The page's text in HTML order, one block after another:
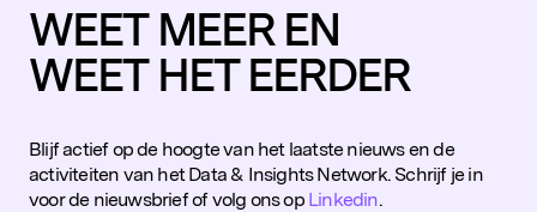
WEET MEER EN
WEET HET EERDER
Blijf actief op de hoogte van het laatste nieuws en de
activiteiten van het Data & Insights Network. Schrijf je in
voor de nieuwsbrief of volg ons op Linkedin.